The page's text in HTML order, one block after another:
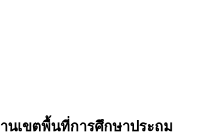
นเขตพื้นที่การศึกษาประถม